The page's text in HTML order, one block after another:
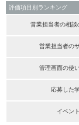
評価項目別ランキング
営業担当者の相談
営業担当者の
管理画面の使
応募した
イベント